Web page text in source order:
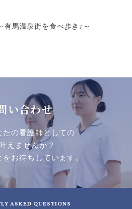
馬温泉街を食べ歩き♪～
い合わせ
たの看護師としての
えませんか？
お待ちしています。
ASKED QUESTIONS